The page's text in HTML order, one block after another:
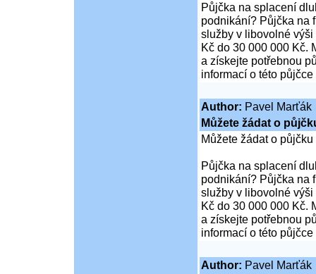
Půjčka na splacení
podnikání? Půjčka na
služby v libovolné
Kč do 30 000 000 Kč.
a získejte potřebnou
informací o této
Author: Pavel Marťák
Můžete žádat o
Můžete žádat o
Půjčka na splacení
podnikání? Půjčka na
služby v libovolné
Kč do 30 000 000 Kč.
a získejte potřebnou
informací o této
Author: Pavel Marťák